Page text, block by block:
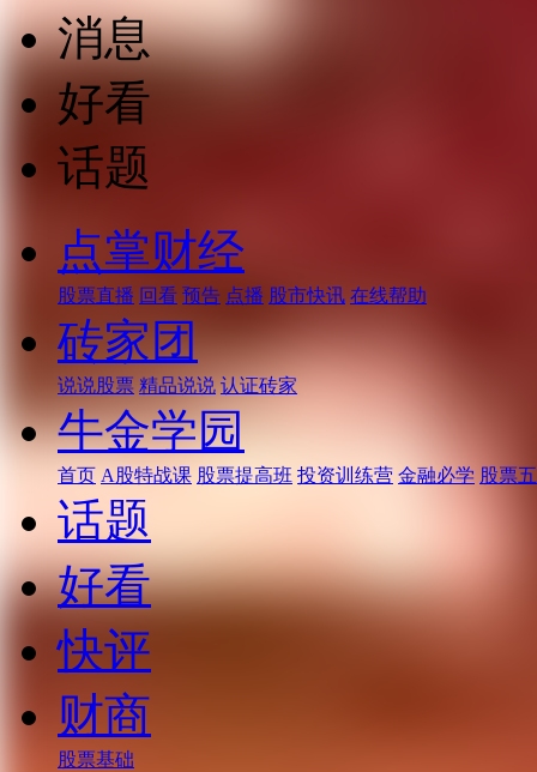
消息
好看
话题
点掌财经
股票直播 回看 预告 点播 股市快讯 在线帮助
砖家团
说说股票 精品说说 认证砖家
牛金学园
首页 A股特战课 股票提高班 投资训练营 金融必学 股票
话题
好看
快评
财商
股票基础